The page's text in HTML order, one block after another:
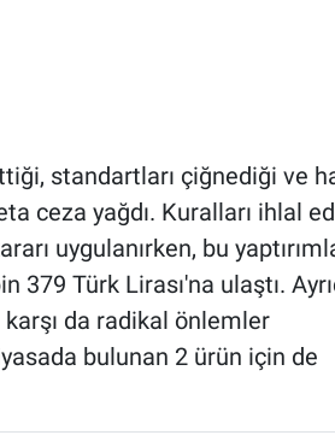
standartları çiğnediği ve
ceza yağdı. Kuralları ihlal
uygulanırken, bu
379 Türk Lirası'na ulaştı.
da radikal önlemler
bulunan 2 ürün için de